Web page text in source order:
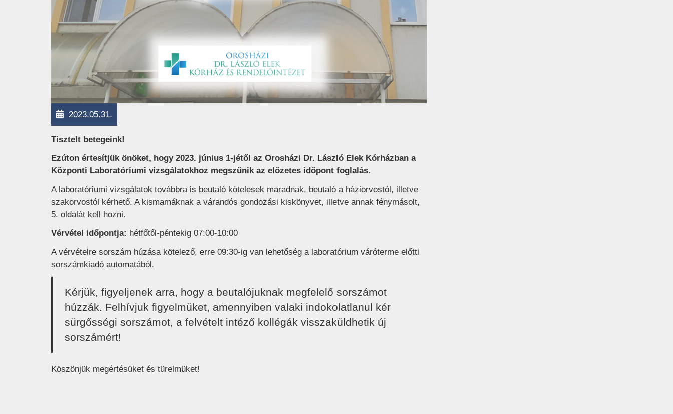
2023.05.31.
Tisztelt betegeink!
Ezúton értesítjük önöket, hogy 2023. június 1-jétől az Orosházi Dr. László Elek Kórházban a
Központi Laboratóriumi vizsgálatokhoz megszűnik az előzetes időpont foglalás.
A laboratóriumi vizsgálatok továbbra is beutaló kötelesek maradnak, beutaló a háziorvostól, illetve
szakorvostól kérhető. A kismamáknak a várandós gondozási kiskönyvet, illetve annak fénymásolt,
5. oldalát kell hozni.
Vérvétel időpontja: hétfőtől-péntekig 07:00-10:00
A vérvételre sorszám húzása kötelező, erre 09:30-ig van lehetőség a laboratórium váróterme előtti
sorszámkiadó automatából.
Kérjük, figyeljenek arra, hogy a beutalójuknak megfelelő sorszámot
húzzák. Felhívjuk figyelmüket, amennyiben valaki indokolatlanul kér
sürgősségi sorszámot, a felvételt intéző kollégák visszaküldhetik új
sorszámért!
Köszönjük megértésüket és türelmüket!